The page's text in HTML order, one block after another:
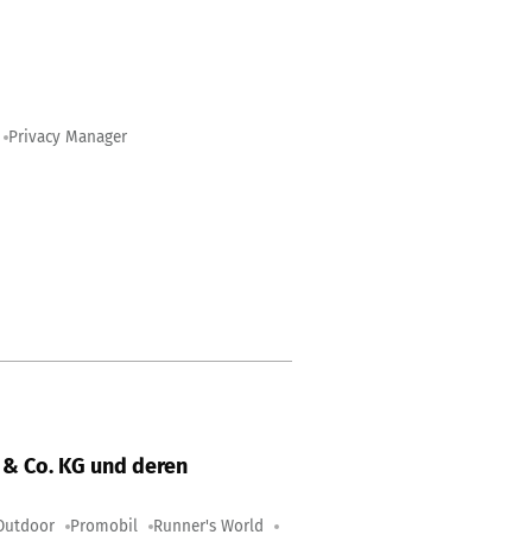
Privacy Manager
Co. KG und deren
Promobil Runner's World